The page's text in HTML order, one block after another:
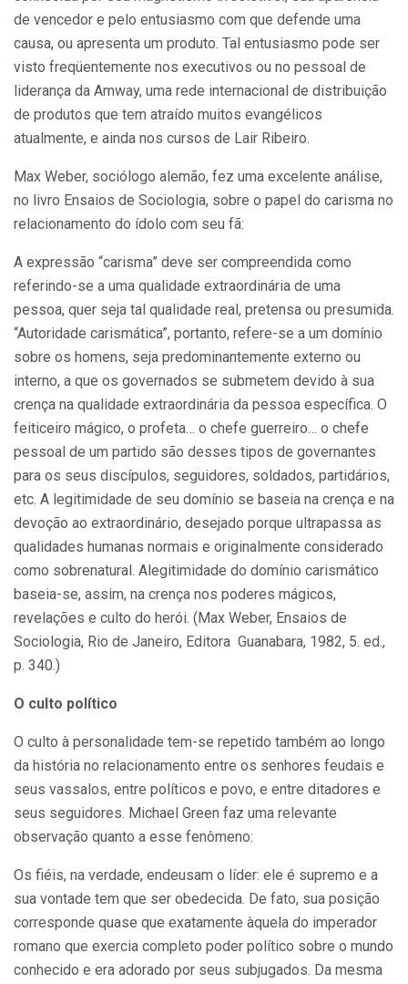
de vencedor e pelo entusiasmo com que defende uma
causa, ou apresenta um produto. Tal entusiasmo pode ser
visto freqüentemente nos executivos ou no pessoal de
liderança da Amway, uma rede internacional de distribuição
de produtos que tem atraído muitos evangélicos
atualmente, e ainda nos cursos de Lair Ribeiro.
Max Weber, sociólogo alemão, fez uma excelente análise,
no livro Ensaios de Sociologia, sobre o papel do carisma no
relacionamento do ídolo com seu fã:
A expressão “carisma” deve ser compreendida como
referindo-se a uma qualidade extraordinária de uma
pessoa, quer seja tal qualidade real, pretensa ou presumida.
“Autoridade carismática”, portanto, refere-se a um domínio
sobre os homens, seja predominantemente externo ou
interno, a que os governados se submetem devido à sua
crença na qualidade extraordinária da pessoa específica. O
feiticeiro mágico, o profeta… o chefe guerreiro… o chefe
pessoal de um partido são desses tipos de governantes
para os seus discípulos, seguidores, soldados, partidários,
etc. A legitimidade de seu domínio se baseia na crença e na
devoção ao extraordinário, desejado porque ultrapassa as
qualidades humanas normais e originalmente considerado
como sobrenatural. Alegitimidade do domínio carismático
baseia-se, assim, na crença nos poderes mágicos,
revelações e culto do herói. (Max Weber, Ensaios de
Sociologia, Rio de Janeiro, Editora Guanabara, 1982, 5. ed.,
p. 340.)
O culto político
O culto à personalidade tem-se repetido também ao longo
da história no relacionamento entre os senhores feudais e
seus vassalos, entre políticos e povo, e entre ditadores e
seus seguidores. Michael Green faz uma relevante
observação quanto a esse fenômeno:
Os fiéis, na verdade, endeusam o líder: ele é supremo e a
sua vontade tem que ser obedecida. De fato, sua posição
corresponde quase que exatamente àquela do imperador
romano que exercia completo poder político sobre o mundo
conhecido e era adorado por seus subjugados. Da mesma